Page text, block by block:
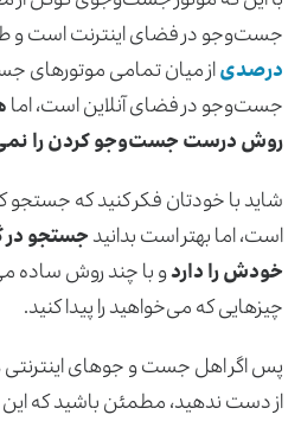
جست‌وجو در فضای اینترنت است و
درصدیاز میان تمامی موتور‌های
جست‌وجو در فضای آنلاین است، اما
روش درست جست‌وجو کردن را
شاید با خودتان فکر کنید که جستجو
است، اما بهتر است بدانیدجستجو
خودش را داردو با چند روش ساده
چیزهایی که می‌خواهید را پیدا کنید.
پس اگر اهل جست و جوهای
از دست ندهید، مطمئن باشید که